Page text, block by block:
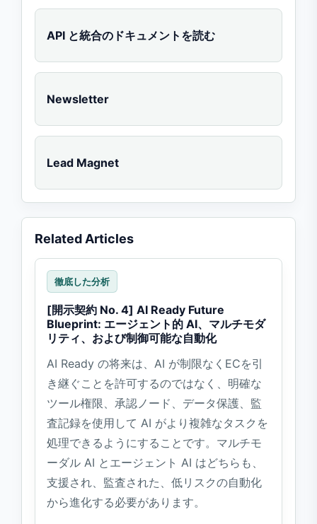
API と統合のドキュメントを読む
Newsletter
Lead Magnet
Related Articles
徹底した分析
[開示契約 No. 4] AI Ready Future
Blueprint: エージェント的 AI、マルチモダ
リティ、および制御可能な自動化
AI Ready の将来は、AI が制限なくECを引
き継ぐことを許可するのではなく、明確な
ツール権限、承認ノード、データ保護、監
査記録を使用して AI がより複雑なタスクを
処理できるようにすることです。マルチモ
ーダル AI とエージェント AI はどちらも、
支援され、監査された、低リスクの自動化
から進化する必要があります。